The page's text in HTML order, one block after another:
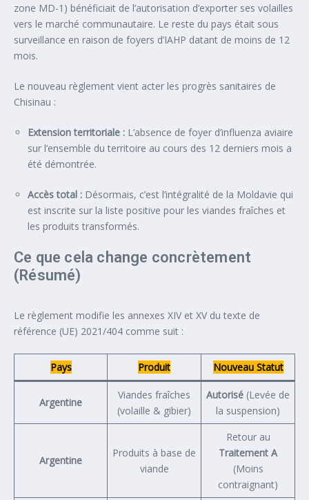
zone MD-1) bénéficiait de l’autorisation d’exporter ses volailles
vers le marché communautaire. Le reste du pays était sous
surveillance en raison de foyers d’IAHP datant de moins de 12
mois.
Le nouveau règlement vient acter les progrès sanitaires de
Chisinau :
Extension territoriale : L’absence de foyer d’influenza aviaire
sur l’ensemble du territoire au cours des 12 derniers mois a
été démontrée.
Accès total : Désormais, c’est l’intégralité de la Moldavie qui
est inscrite sur la liste positive pour les viandes fraîches et
les produits transformés.
Ce que cela change concrètement
(Résumé)
Le règlement modifie les annexes XIV et XV du texte de
référence (UE) 2021/404 comme suit :
Pays Produit Nouveau Statut
Argentine
Viandes fraîches
(volaille & gibier)
Autorisé (Levée de
la suspension)
Argentine
Produits à base de
viande
Retour au
Traitement A
(Moins
contraignant)